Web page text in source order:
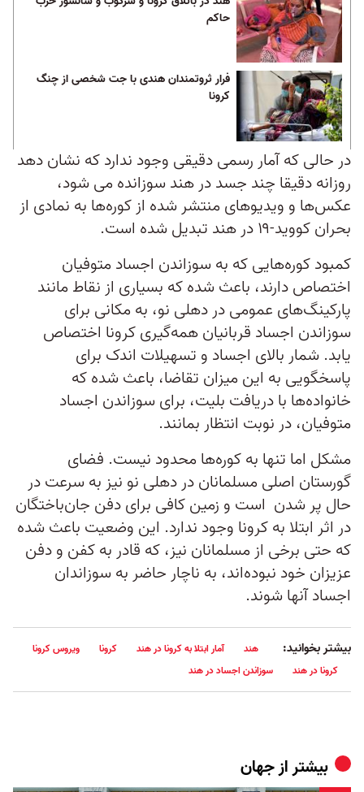
حاکم
فرار ثروتمندان هندی با جت شخصی از چنگ
کرونا
در حالی که آمار رسمی دقیقی وجود ندارد که نشان دهد
روزانه دقیقا چند جسد در هند سوزانده می شود،
عکس‌ها و ویدیوهای منتشر شده از کوره‌ها به نمادی از
بحران کووید-۱۹ در هند تبدیل شده است.
کمبود کوره‌هایی که به سوزاندن اجساد متوفیان
اختصاص دارند، باعث شده که بسیاری از نقاط مانند
پارکینگ‌های عمومی در دهلی نو، به مکانی برای
سوزاندن اجساد قربانیان همه‌گیری کرونا اختصاص
یابد. شمار بالای اجساد و تسهیلات اندک برای
پاسخگویی به این میزان تقاضا، باعث شده که
خانواده‌ها با دریافت بلیت، برای سوزاندن اجساد
متوفیان، در نوبت انتظار بمانند.
مشکل اما تنها به کوره‌ها محدود نیست. فضای
گورستان اصلی مسلمانان در دهلی نو نیز به سرعت در
حال پر شدن است و زمین کافی برای دفن جان‌باختگان
در اثر ابتلا به کرونا وجود ندارد. این وضعیت باعث شده
که حتی برخی از مسلمانان نیز، که قادر به کفن و دفن
عزیزان خود نبوده‌‌اند، به ناچار حاضر به سوزاندان
اجساد آنها شوند.
بیشتر بخوانید: هند آمار ابتلا به کرونا در هند کرونا
ویروس کرونا
کرونا در هند
سوزاندن اجساد در هند
بیشتر ازجهان